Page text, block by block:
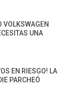
VOLKSWAGEN
UNA
EN RIESGO! LA
PARCHEÓ